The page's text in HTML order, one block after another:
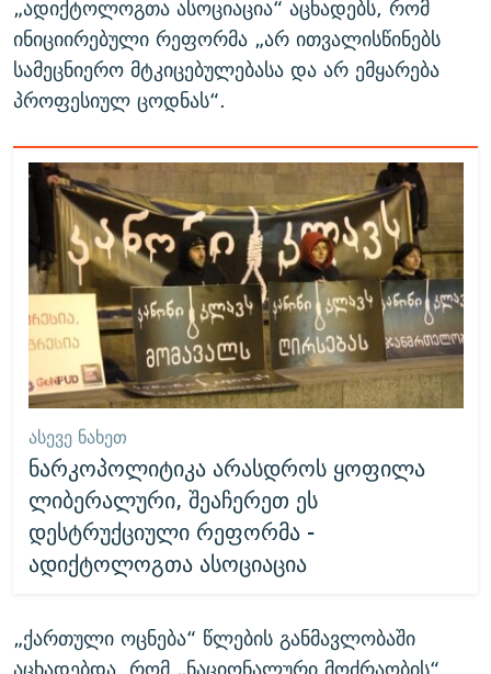
„ადიქტოლოგთა ასოციაცია“ აცხადებს, რომ
ინიციირებული რეფორმა „არ ითვალისწინებს
სამეცნიერო მტკიცებულებასა და არ ემყარება
პროფესიულ ცოდნას“.
ᲐᲡᲔᲕᲔ ᲜᲐᲮᲔᲗ
ნარკოპოლიტიკა არასდროს ყოფილა
ლიბერალური, შეაჩერეთ ეს
დესტრუქციული რეფორმა -
ადიქტოლოგთა ასოციაცია
„ქართული ოცნება“ წლების განმავლობაში